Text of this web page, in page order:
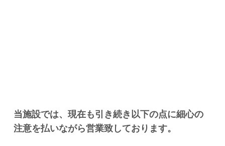
当施設では、現在も引き続き以下の点に細心の
注意を払いながら営業致しております。